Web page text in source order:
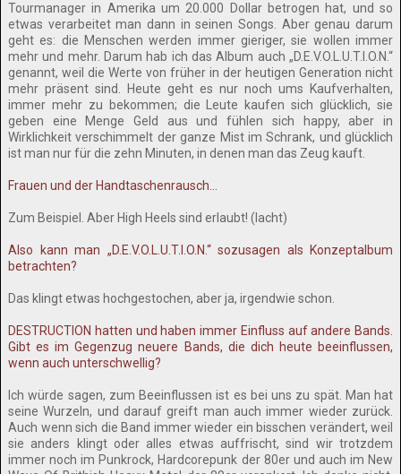
Tourmanager in Amerika um 20.000 Dollar betrogen hat, und so
etwas verarbeitet man dann in seinen Songs. Aber genau darum
geht es: die Menschen werden immer gieriger, sie wollen immer
mehr und mehr. Darum hab ich das Album auch „D.E.V.O.L.U.T.I.O.N.“
genannt, weil die Werte von früher in der heutigen Generation nicht
mehr präsent sind. Heute geht es nur noch ums Kaufverhalten,
immer mehr zu bekommen; die Leute kaufen sich glücklich, sie
geben eine Menge Geld aus und fühlen sich happy, aber in
Wirklichkeit verschimmelt der ganze Mist im Schrank, und glücklich
ist man nur für die zehn Minuten, in denen man das Zeug kauft.
Frauen und der Handtaschenrausch...
Zum Beispiel. Aber High Heels sind erlaubt! (lacht)
Also kann man „D.E.V.O.L.U.T.I.O.N.“ sozusagen als Konzeptalbum
betrachten?
Das klingt etwas hochgestochen, aber ja, irgendwie schon.
DESTRUCTION hatten und haben immer Einfluss auf andere Bands.
Gibt es im Gegenzug neuere Bands, die dich heute beeinflussen,
wenn auch unterschwellig?
Ich würde sagen, zum Beeinflussen ist es bei uns zu spät. Man hat
seine Wurzeln, und darauf greift man auch immer wieder zurück.
Auch wenn sich die Band immer wieder ein bisschen verändert, weil
sie anders klingt oder alles etwas auffrischt, sind wir trotzdem
immer noch im Punkrock, Hardcorepunk der 80er und auch im New